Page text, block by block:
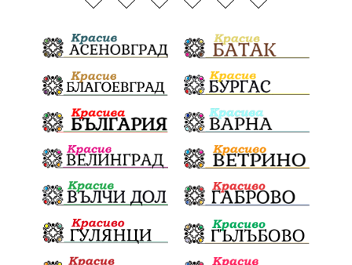
Пловдив БългарскиДух ГражданскаПозиция
ГражданскоУчастие Отговорност
ОбщинскиСъвет Полиграф
ДетекторНаЛъжата МВР
ОбезпечителниМерки МестнаВласт Котел
СИК Ружица РайнаКнягиня